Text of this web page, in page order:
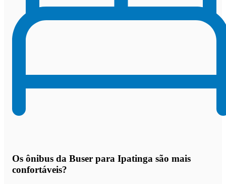
Os ônibus da Buser para Ipatinga são mais
confortáveis?